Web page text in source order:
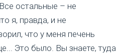
остальные – не
я, правда, и не
что у меня печень
Это было. Вы знаете, туда